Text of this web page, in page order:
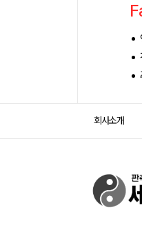
회사소개